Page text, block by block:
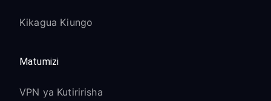
Kikagua Kiungo
Matumizi
VPN ya Kutiririsha